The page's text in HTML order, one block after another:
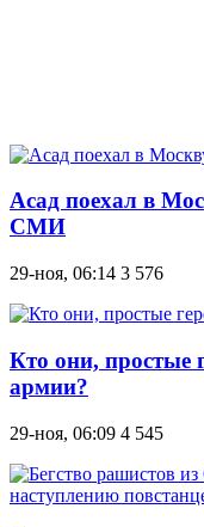
Асад поехал в
СМИ
29-ноя, 06:14 3 576
Кто они, простые
армии?
29-ноя, 06:09 4 545